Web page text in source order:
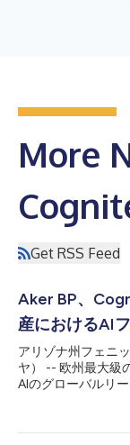
More
Get RSS Feed
Aker BP、
産におけるAI
アリゾナ州フェニ
ヤ） -- 欧州最大級
AIのグローバルリ
ト削減、生産性の